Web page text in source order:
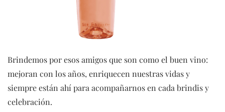
Brindemos por esos amigos que son como el buen vino:
mejoran con los años, enriquecen nuestras vidas y
siempre están ahí para acompañarnos en cada brindis y
celebración.